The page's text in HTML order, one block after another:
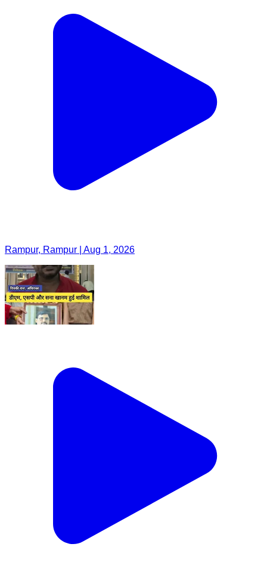
Rampur, Rampur | Aug 1, 2026